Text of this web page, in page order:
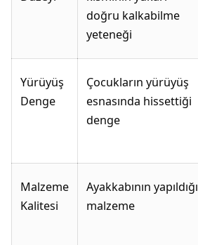
doğru kalkabilme
yeteneği
Yürüyüş
Denge
Çocukların yürüyüş
esnasında hissettiği
denge
Malzeme
Kalitesi
Ayakkabının yapıldığı
malzeme